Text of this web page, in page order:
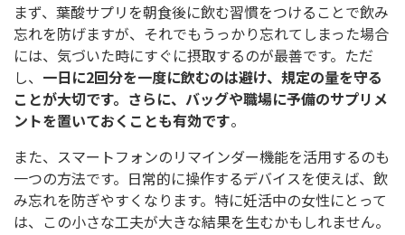
まず、葉酸サプリを朝食後に飲む習慣をつけることで飲み
忘れを防げますが、それでもうっかり忘れてしまった場合
には、気づいた時にすぐに摂取するのが最善です。ただ
し、 一日に2回分を一度に飲むのは避け、規定の量を守る
ことが大切です。さらに、バッグや職場に予備のサプリメ
ントを置いておくことも有効です。
また、スマートフォンのリマインダー機能を活用するのも
一つの方法です。日常的に操作するデバイスを使えば、飲
み忘れを防ぎやすくなります。特に妊活中の女性にとって
は、この小さな工夫が大きな結果を生むかもしれません。